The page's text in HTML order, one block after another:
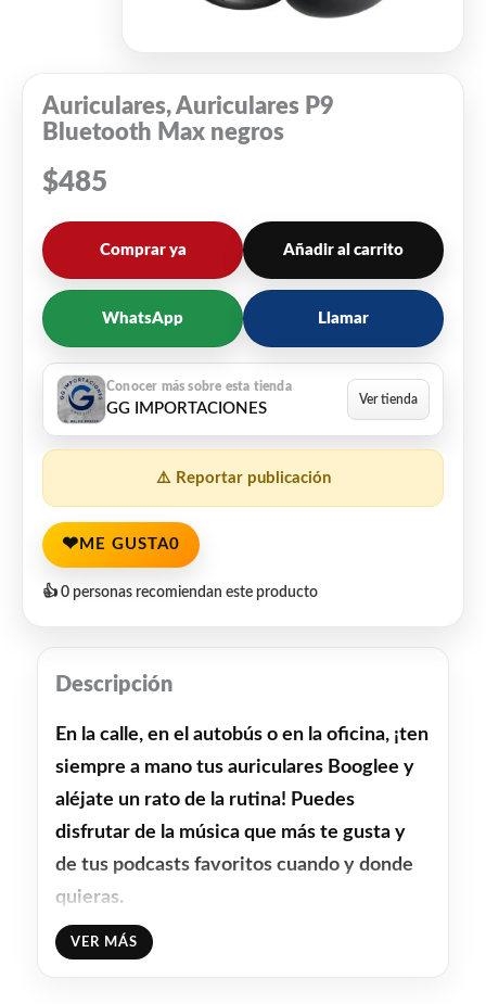
Auriculares, Auriculares P9
Bluetooth Max negros
$485
Comprar ya Añadir al carrito
WhatsApp Llamar
GG IMPORTACIONES
⚠️ Reportar publicación
❤ ME GUSTA0
👍 0 personas recomiendan este producto
Descripción
En la calle, en el autobús o en la oficina, ¡ten
siempre a mano tus auriculares Booglee y
aléjate un rato de la rutina! Puedes
disfrutar de la música que más te gusta y
de tus podcasts favoritos cuando y donde
quieras.
El formato perfecto para ti
VER MÁS